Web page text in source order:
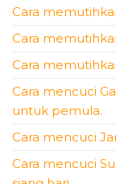
Cara
Cara
Cara
Cara mencuci
untuk pemula.
Cara mencuci
Cara mencuci